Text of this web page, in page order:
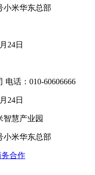
小米华东总部
24日
话：010-60606666
24日
智慧产业园
小米华东总部
务合作